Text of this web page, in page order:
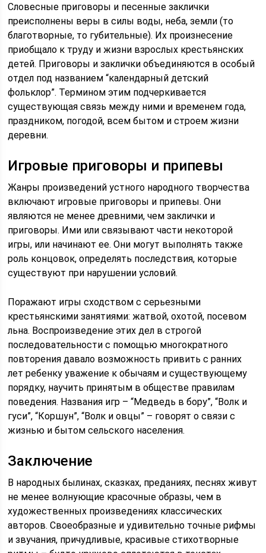
Словесные приговоры и песенные заклички
преисполнены веры в силы воды, неба, земли (то
благотворные, то губительные). Их произнесение
приобщало к труду и жизни взрослых крестьянских
детей. Приговоры и заклички объединяются в особый
отдел под названием “календарный детский
фольклор”. Термином этим подчеркивается
существующая связь между ними и временем года,
праздником, погодой, всем бытом и строем жизни
деревни.
Игровые приговоры и припевы
Жанры произведений устного народного творчества
включают игровые приговоры и припевы. Они
являются не менее древними, чем заклички и
приговоры. Ими или связывают части некоторой
игры, или начинают ее. Они могут выполнять также
роль концовок, определять последствия, которые
существуют при нарушении условий.
Поражают игры сходством с серьезными
крестьянскими занятиями: жатвой, охотой, посевом
льна. Воспроизведение этих дел в строгой
последовательности с помощью многократного
повторения давало возможность привить с ранних
лет ребенку уважение к обычаям и существующему
порядку, научить принятым в обществе правилам
поведения. Названия игр – “Медведь в бору”, “Волк и
гуси”, “Коршун”, “Волк и овцы” – говорят о связи с
жизнью и бытом сельского населения.
Заключение
В народных былинах, сказках, преданиях, песнях живут
не менее волнующие красочные образы, чем в
художественных произведениях классических
авторов. Своеобразные и удивительно точные рифмы
и звучания, причудливые, красивые стихотворные